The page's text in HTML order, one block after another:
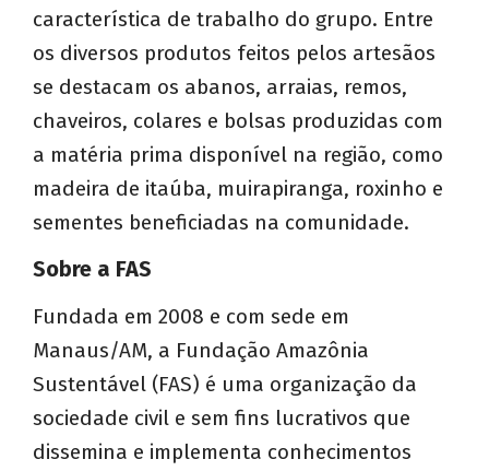
característica de trabalho do grupo. Entre
os diversos produtos feitos pelos artesãos
se destacam os abanos, arraias, remos,
chaveiros, colares e bolsas produzidas com
a matéria prima disponível na região, como
madeira de itaúba, muirapiranga, roxinho e
sementes beneficiadas na comunidade.
Sobre a FAS
Fundada em 2008 e com sede em
Manaus/AM, a Fundação Amazônia
Sustentável (FAS) é uma organização da
sociedade civil e sem fins lucrativos que
dissemina e implementa conhecimentos